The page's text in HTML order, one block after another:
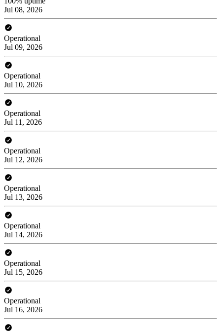
Jul 08, 2026
Operational
Jul 09, 2026
Operational
Jul 10, 2026
Operational
Jul 11, 2026
Operational
Jul 12, 2026
Operational
Jul 13, 2026
Operational
Jul 14, 2026
Operational
Jul 15, 2026
Operational
Jul 16, 2026